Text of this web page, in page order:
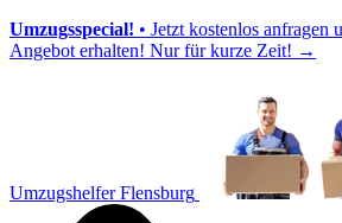
Umzugsspecial! • Jetzt kostenlos anfragen
Angebot erhalten! Nur für kurze Zeit! →
Umzugshelfer Flensburg